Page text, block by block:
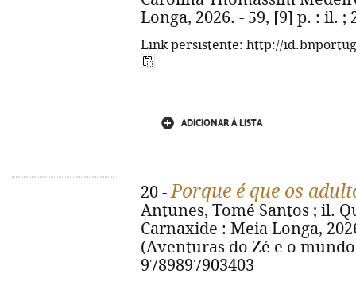
Longa, 2026. - 59, [9] p. : il. ;
Link persistente: http://
ADICIONAR À LISTA
20 -Porque é que os
Antunes, Tomé Santos ; il.
Carnaxide : Meia Longa,
(Aventuras do Zé e o
9789897903403